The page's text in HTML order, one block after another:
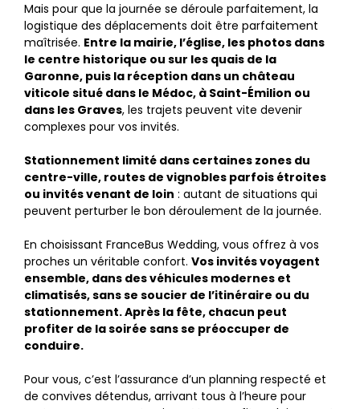
Mais pour que la journée se déroule parfaitement, la
logistique des déplacements doit être parfaitement
maîtrisée. Entre la mairie, l’église, les photos dans
le centre historique ou sur les quais de la
Garonne, puis la réception dans un château
viticole situé dans le Médoc, à Saint-Émilion ou
dans les Graves, les trajets peuvent vite devenir
complexes pour vos invités.
Stationnement limité dans certaines zones du
centre-ville, routes de vignobles parfois étroites
ou invités venant de loin : autant de situations qui
peuvent perturber le bon déroulement de la journée.
En choisissant FranceBus Wedding, vous offrez à vos
proches un véritable confort. Vos invités voyagent
ensemble, dans des véhicules modernes et
climatisés, sans se soucier de l’itinéraire ou du
stationnement. Après la fête, chacun peut
profiter de la soirée sans se préoccuper de
conduire.
Pour vous, c’est l’assurance d’un planning respecté et
de convives détendus, arrivant tous à l’heure pour